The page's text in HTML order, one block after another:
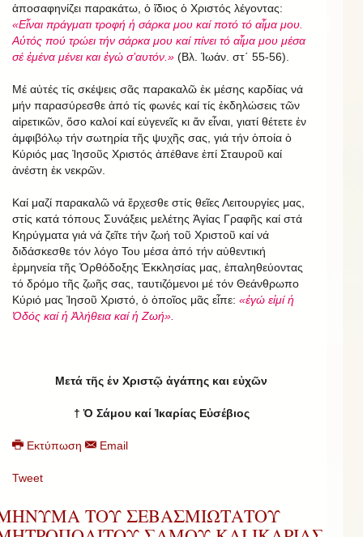
ἀποσαφηνίζει παρακάτω, ὁ ἴδιος ὁ Χριστός λέγοντας:
«Εἶναι πράγματι τροφή ἡ σάρκα μου καί ποτό τό αἷμα μου.
Αὐτός πού τρώει τήν σάρκα μου καί πίνει τό αἷμα μου μέσα
σέ ἐμένα μένει και ἐγώ σ’αυτόν.» (Βλ. Ἰωάν. στ΄ 55-56).
Μέ αὐτές τίς σκέψεις σᾶς παρακαλῶ ἐκ μέσης καρδίας νά
μήν παρασύρεσθε ἀπό τίς φωνές καί τίς ἐκδηλώσεις τῶν
αἱρετικῶν, ὅσο καλοί καί εὐγενεῖς κι ἄν εἶναι, γιατί θέτετε ἐν
ἀμφιβόλῳ τήν σωτηρία τῆς ψυχῆς σας, γιά τήν ὁποία ὁ
Κύριός μας Ἰησοῦς Χριστός ἀπέθανε ἐπί Σταυροῦ καί
ἀνέστη ἐκ νεκρῶν.
Καί μαζί παρακαλῶ νά ἔρχεσθε στίς θεῖες Λειτουργίες μας,
στίς κατά τόπους Συνάξεις μελέτης Ἁγίας Γραφῆς καί στά
Κηρύγματα γιά νά ζεῖτε τήν ζωή τοῦ Χριστοῦ καί νά
διδάσκεσθε τόν λόγο Του μέσα ἀπό τήν αὐθεντική
ἑρμηνεία τῆς Ὀρθόδοξης Ἐκκλησίας μας, ἐπαληθεύοντας
τό δρόμο τῆς ζωῆς σας, ταυτιζόμενοι μέ τόν Θεάνθρωπο
Κύριό μας Ἰησοῦ Χριστό, ὁ ὁποῖος μᾶς εἶπε: «ἐγώ εἰμί ἡ
Ὁδός καί ἡ Ἀλήθεια καί ἡ Ζωή».
Μετά τῆς ἐν Χριστῷ ἀγάπης και εὐχῶν
† Ὁ Σάμου καί Ἰκαρίας Εὐσέβιος
Εκτύπωση Email
Tweet
ΤΟΥ ΣΕΒΑΣΜΙΩΤΑΤΟΥ